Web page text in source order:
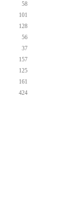
58
101
128
56
37
157
125
161
424